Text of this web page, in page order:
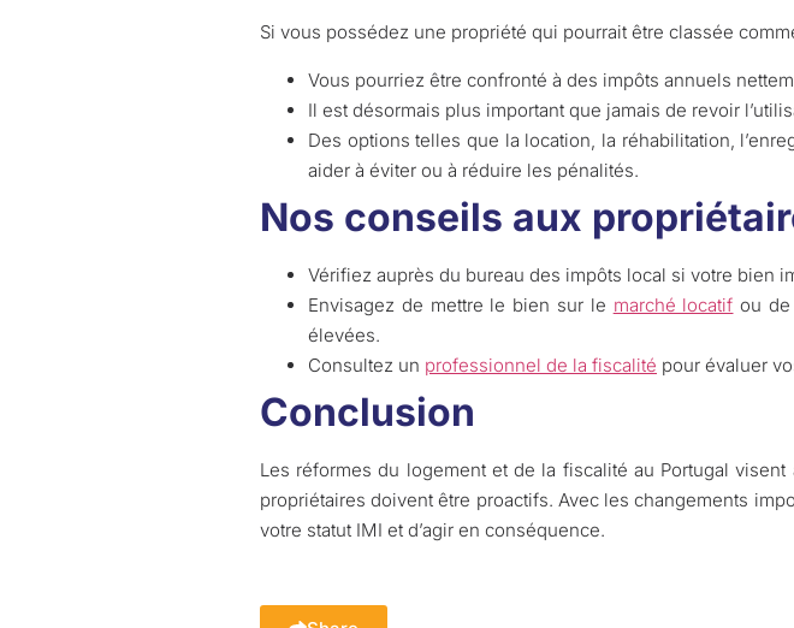
Si vous possédez une propriété qui pourrait être classée
Vous pourriez être confronté à des impôts annuels
Il est désormais plus important que jamais de revoir
Des options telles que la location, la réhabilitation,
aider à éviter ou à réduire les pénalités.
Nos conseils aux
Vérifiez auprès du bureau des impôts local si votre bien
Envisagez de mettre le bien sur le marché locatif ou de
élevées.
Consultez un professionnel de la fiscalité pour évaluer
Conclusion
Les réformes du logement et de la fiscalité au Portugal
propriétaires doivent être proactifs. Avec les changements
votre statut IMI et d’agir en conséquence.